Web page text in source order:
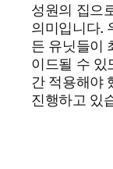
성원의 집으
의미입니다.
든 유닛들이
이드될 수 있
간 적용해야
진행하고 있